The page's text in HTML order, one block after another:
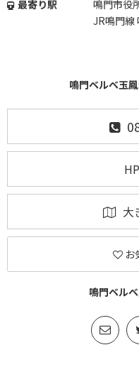
最寄り駅
鳴門市役
JR鳴門線
鳴門ベルベ玉
大
お
鳴門ベル